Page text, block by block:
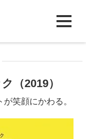
（2019）
笑顔にかわる。